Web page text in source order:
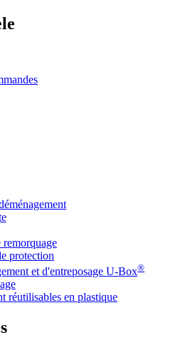
protection
et d'entreposage U-Box®
réutilisables en plastique